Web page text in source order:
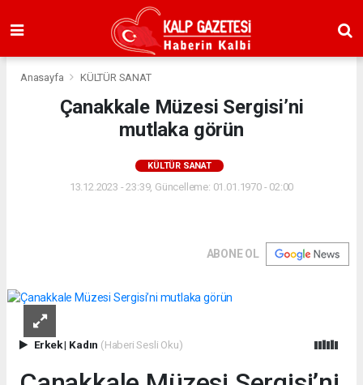
Anasayfa KÜLTÜR SANAT
Çanakkale Müzesi Sergisi’ni
mutlaka görün
KÜLTÜR SANAT
13.12.2023 - 23:39, Güncelleme: 01.01.1970 - 02:00
ABONE OL
Erkek| Kadın (Haberi Sesli Oku)